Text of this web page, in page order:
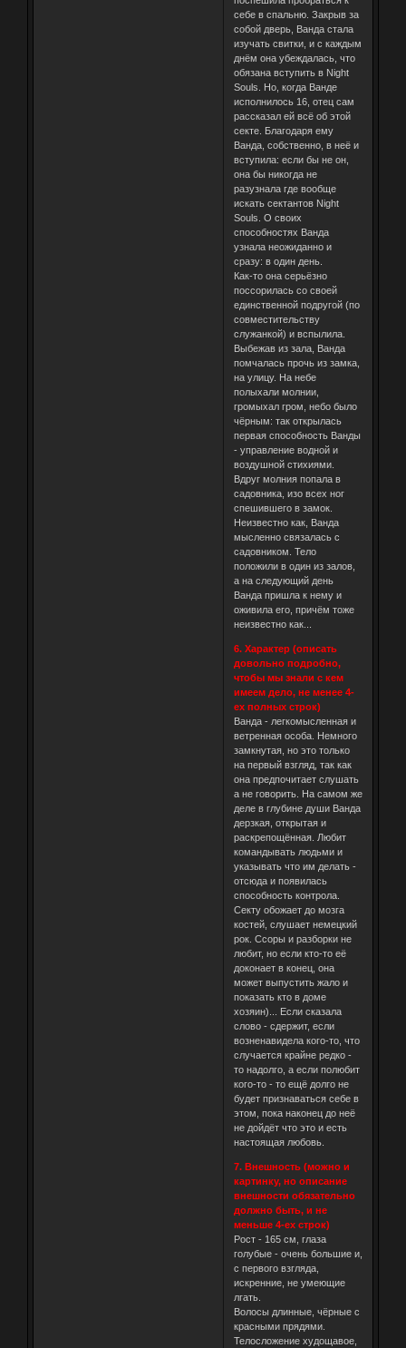
себе в спальню. Закрыв за
собой дверь, Ванда стала
изучать свитки, и с каждым
днём она убеждалась, что
обязана вступить в Night
Souls. Но, когда Ванде
исполнилось 16, отец сам
рассказал ей всё об этой
секте. Благодаря ему
Ванда, собственно, в неё и
вступила: если бы не он,
она бы никогда не
разузнала где вообще
искать сектантов Night
Souls. О своих
способностях Ванда
узнала неожиданно и
сразу: в один день.
Как-то она серьёзно
поссорилась со своей
единственной подругой (по
совместительству
служанкой) и вспылила.
Выбежав из зала, Ванда
помчалась прочь из замка,
на улицу. На небе
полыхали молнии,
громыхал гром, небо было
чёрным: так открылась
первая способность Ванды
- управление водной и
воздушной стихиями.
Вдруг молния попала в
садовника, изо всех ног
спешившего в замок.
Неизвестно как, Ванда
мысленно связалась с
садовником. Тело
положили в один из залов,
а на следующий день
Ванда пришла к нему и
оживила его, причём тоже
неизвестно как...
6. Характер (описать
довольно подробно,
чтобы мы знали с кем
имеем дело, не менее 4-
ех полных строк)
Ванда - легкомысленная и
ветренная особа. Немного
замкнутая, но это только
на первый взгляд, так как
она предпочитает слушать
а не говорить. На самом же
деле в глубине души Ванда
дерзкая, открытая и
раскрепощённая. Любит
командывать людьми и
указывать что им делать -
отсюда и появилась
способность контрола.
Секту обожает до мозга
костей, слушает немецкий
рок. Ссоры и разборки не
любит, но если кто-то её
доконает в конец, она
может выпустить жало и
показать кто в доме
хозяин)... Если сказала
слово - сдержит, если
возненавидела кого-то, что
случается крайне редко -
то надолго, а если полюбит
кого-то - то ещё долго не
будет признаваться себе в
этом, пока наконец до неё
не дойдёт что это и есть
настоящая любовь.
7. Внешность (можно и
картинку, но описание
внешности обязательно
должно быть, и не
меньше 4-ех строк)
Рост - 165 см, глаза
голубые - очень большие и,
с первого взгляда,
искренние, не умеющие
лгать.
Волосы длинные, чёрные с
красными прядями.
Телосложение худощавое,